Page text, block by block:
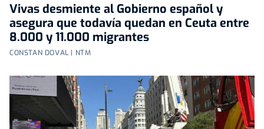
Vivas desmiente al Gobierno español y
asegura que todavía quedan en Ceuta entre
8.000 y 11.000 migrantes
CONSTAN DOVAL | NTM